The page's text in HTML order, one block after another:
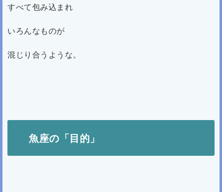
すべて包み込まれ
いろんなものが
混じり合うような。
魚座の「目的」